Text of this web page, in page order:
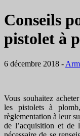
Conseils
pistolet à
6 décembre 2018 -
Vous souhaitez
les pistolets à
règlementation à leur
de l’acquisition et de